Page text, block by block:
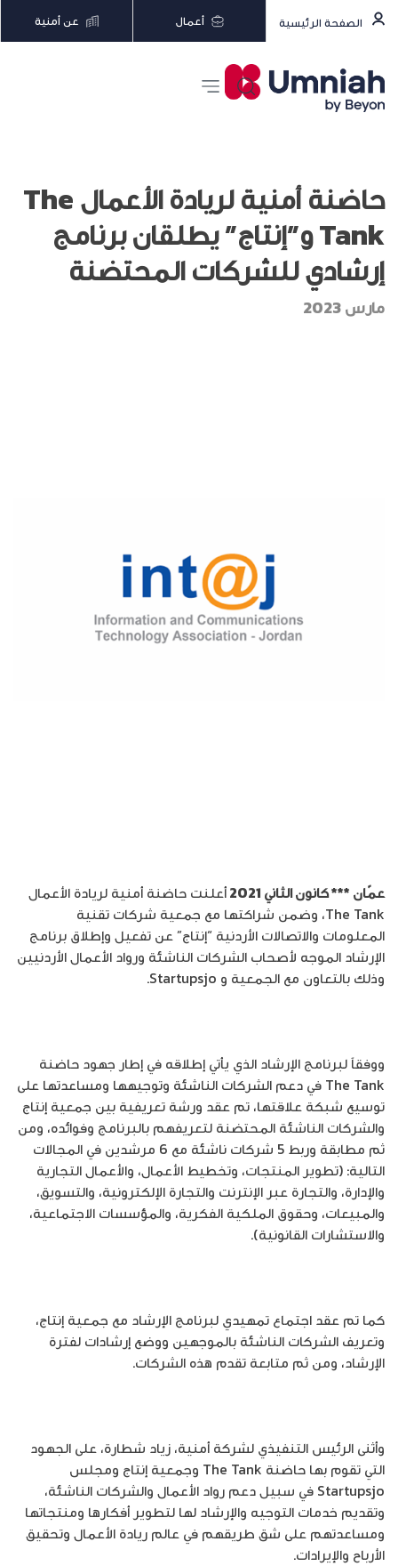
الصفحة الرئيسية أعمال عن أمنية
حاضنة أمنية لريادة الأعمال The
Tank و”إنتاج” يطلقان برنامج
إرشادي للشركات المحتضنة
مارس 2023
عمّان *** كانون الثاني 2021
أعلنت حاضنة أمنية لريادة الأعمال
The Tank، وضمن شراكتها مع جمعية شركات تقنية
المعلومات والاتصالات الأردنية “إنتاج” عن تفعيل وإطلاق برنامج
الإرشاد الموجه لأصحاب الشركات الناشئة ورواد الأعمال الأردنيين
وذلك بالتعاون مع الجمعية و Startupsjo.
ووفقاً لبرنامج الإرشاد الذي يأتي إطلاقه في إطار جهود حاضنة
The Tank في دعم الشركات الناشئة وتوجيهها ومساعدتها على
توسيع شبكة علاقتها، تم عقد ورشة تعريفية بين جمعية إنتاج
والشركات الناشئة المحتضنة لتعريفهم بالبرنامج وفوائده، ومن
ثم مطابقة وربط 5 شركات ناشئة مع 6 مرشدين في المجالات
التالية: (تطوير المنتجات، وتخطيط الأعمال، والأعمال التجارية
والإدارة، والتجارة عبر الإنترنت والتجارة الإلكترونية، والتسويق،
والمبيعات، وحقوق الملكية الفكرية، والمؤسسات الاجتماعية،
والاستشارات القانونية).
كما تم عقد اجتماع تمهيدي لبرنامج الإرشاد مع جمعية إنتاج،
وتعريف الشركات الناشئة بالموجهين ووضع إرشادات لفترة
الإرشاد، ومن ثم متابعة تقدم هذه الشركات.
وأثنى الرئيس التنفيذي لشركة أمنية، زياد شطارة، على الجهود
التي تقوم بها حاضنة The Tank وجمعية إنتاج ومجلس
Startupsjo في سبيل دعم رواد الأعمال والشركات الناشئة،
وتقديم خدمات التوجيه والإرشاد لها لتطوير أفكارها ومنتجاتها
ومساعدتهم على شق طريقهم في عالم ريادة الأعمال وتحقيق
الأرباح والإيرادات.